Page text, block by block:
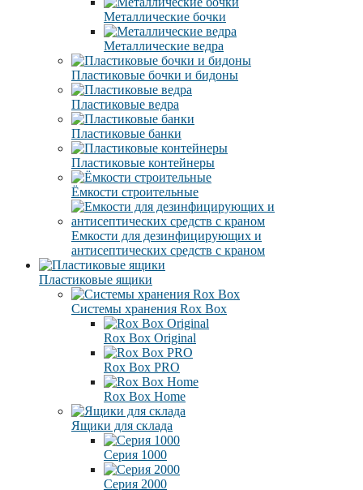
Металлические бочки
Металлические ведра
Пластиковые бочки и бидоны
Пластиковые ведра
Пластиковые банки
Пластиковые контейнеры
Ёмкости строительные
Емкости для дезинфицирующих и
антисептических средств с краном
Пластиковые ящики
Системы хранения Rox Box
Rox Box Original
Rox Box PRO
Rox Box Home
Ящики для склада
Серия 1000
Серия 2000